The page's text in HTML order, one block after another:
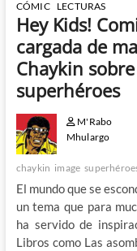
CÓMIC LECTURAS
Hey Kids!
cargada de
Chaykin
superhéroes
M'Rabo
Mhulargo
chaykin image
El mundo que se
un tema que para
ha servido de
Libros como Las